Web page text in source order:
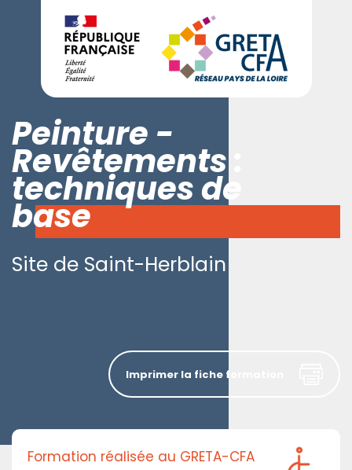
Peinture -
Revêtements :
techniques de
base
Site de Saint-Herblain
Formation réalisée au GRETA-CFA
Imprimer la fiche formation